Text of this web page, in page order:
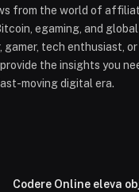
from the world of
egaming, and
gamer, tech enthusiast,
the insights you
moving digital era.
Codere Online eleva